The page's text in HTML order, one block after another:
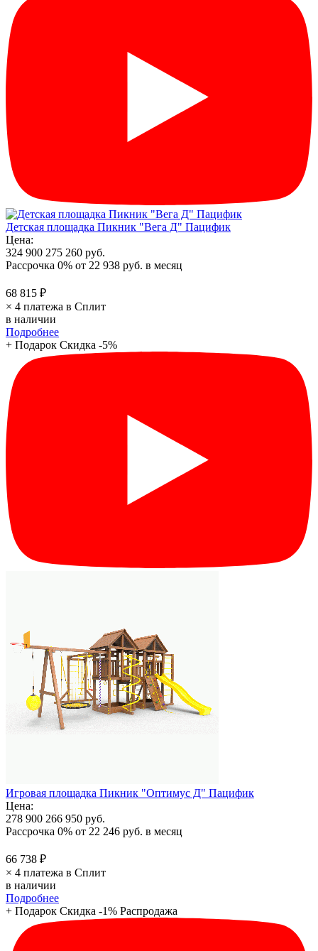
Детская площадка Пикник "Вега Д" Пацифик
Цена:
324 900 275 260 руб.
Рассрочка 0% от 22 938 руб. в месяц
68 815 ₽
× 4 платежа в Сплит
в наличии
Подробнее
+ Подарок Скидка -5%
Игровая площадка Пикник "Оптимус Д" Пацифик
Цена:
278 900 266 950 руб.
Рассрочка 0% от 22 246 руб. в месяц
66 738 ₽
× 4 платежа в Сплит
в наличии
Подробнее
+ Подарок Скидка -1% Распродажа